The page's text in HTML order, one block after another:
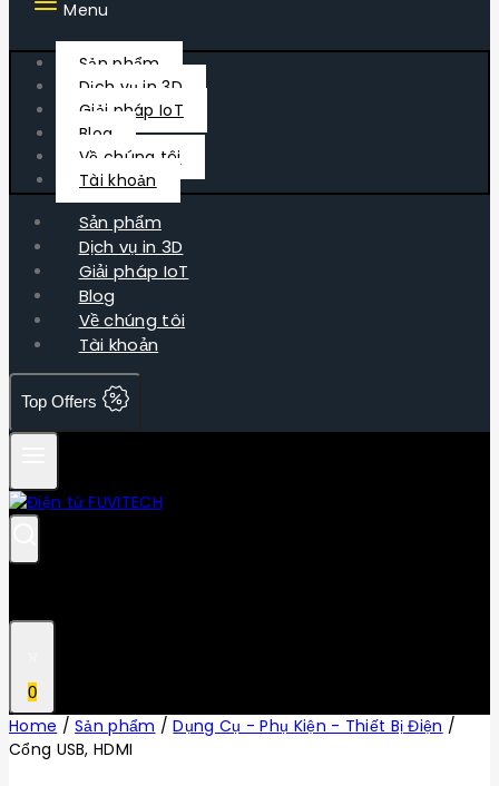
Menu
Sản phẩm
Dịch vụ in 3D
Giải pháp IoT
Blog
Về chúng tôi
Tài khoản
Sản phẩm
Dịch vụ in 3D
Giải pháp IoT
Blog
Về chúng tôi
Tài khoản
Top Offers
0
Home / Sản phẩm / Dụng Cụ - Phụ Kiện - Thiết Bị Điện /
Cổng USB, HDMI